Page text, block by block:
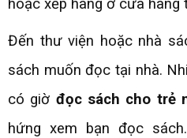
hoặc xếp hàng ở cửa hàng
Đến thư viện hoặc nhà
sách muốn đọc tại nhà.
có giờ đọc sách cho trẻ
hứng xem bạn đọc